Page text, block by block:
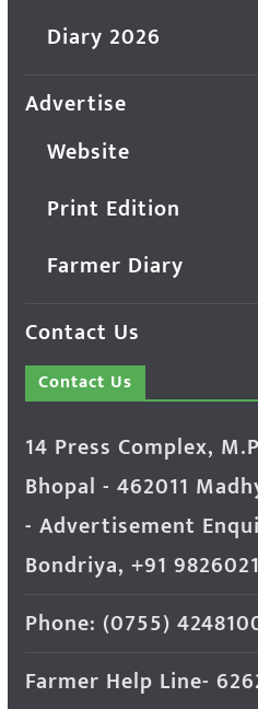
Diary 2026
Advertise
Website
Print Edition
Farmer Diary
Contact Us
Contact Us
14 Press Complex,
Bhopal - 462011
- Advertisement
Bondriya, +91
Phone: (0755)
Farmer Help Line-